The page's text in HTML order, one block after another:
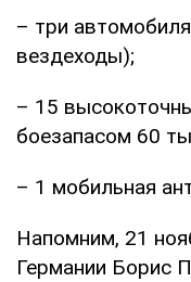
– три
вездеходы);
– 15
боезапасом 60
– 1 мобильная
Напомним, 21
Германии Борис